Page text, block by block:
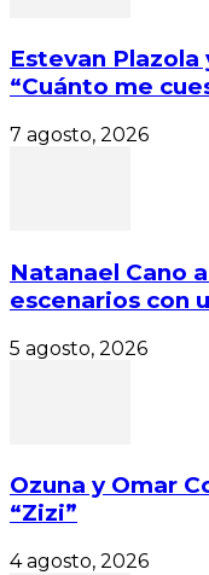
Estevan Plazola
“Cuánto me
7 agosto, 2026
Natanael Cano
escenarios con
5 agosto, 2026
Ozuna y Omar
“Zizi”
4 agosto, 2026